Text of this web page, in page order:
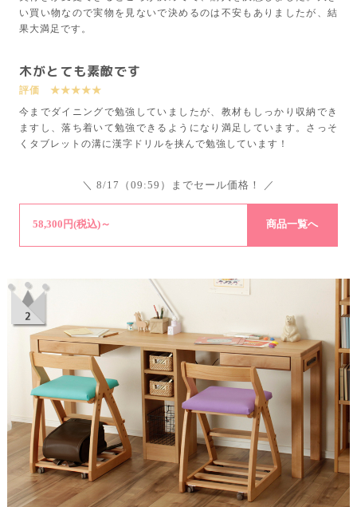
い買い物なので実物を見ないで決めるのは不安もありましたが、結
果大満足です。
木がとても素敵です
評価 ★★★★★
今までダイニングで勉強していましたが、教材もしっかり収納でき
ますし、落ち着いて勉強できるようになり満足しています。さっそ
くタブレットの溝に漢字ドリルを挟んで勉強しています！
＼ 8/17（09:59）までセール価格！ ／
58,300円(税込)～ 商品一覧へ